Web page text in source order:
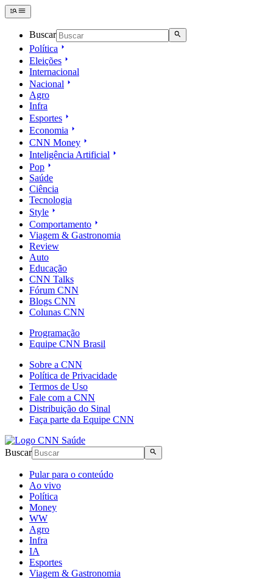
Buscar
Política
Eleições
Internacional
Nacional
Agro
Infra
Esportes
Economia
CNN Money
Inteligência Artificial
Pop
Saúde
Ciência
Tecnologia
Style
Comportamento
Viagem & Gastronomia
Review
Auto
Educação
CNN Talks
Fórum CNN
Blogs CNN
Colunas CNN
Programação
Equipe CNN Brasil
Sobre a CNN
Política de Privacidade
Termos de Uso
Fale com a CNN
Distribuição do Sinal
Faça parte da Equipe CNN
Buscar
Pular para o conteúdo
Ao vivo
Política
Money
WW
Agro
Infra
IA
Esportes
Viagem & Gastronomia